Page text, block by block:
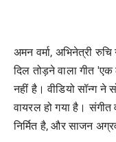
अमन वर्मा, अभिनेत्री
दिल तोड़ने वाला गीत
नहीं है। वीडियो सॉन्ग ने
वायरल हो गया है। संगीत
निर्मित है, और साजन